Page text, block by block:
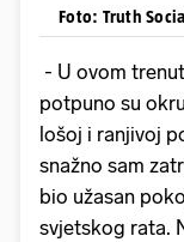
Foto: Truth
- U ovom
potpuno su
lošoj i ranjivoj
snažno sam
bio užasan
svjetskog rata.